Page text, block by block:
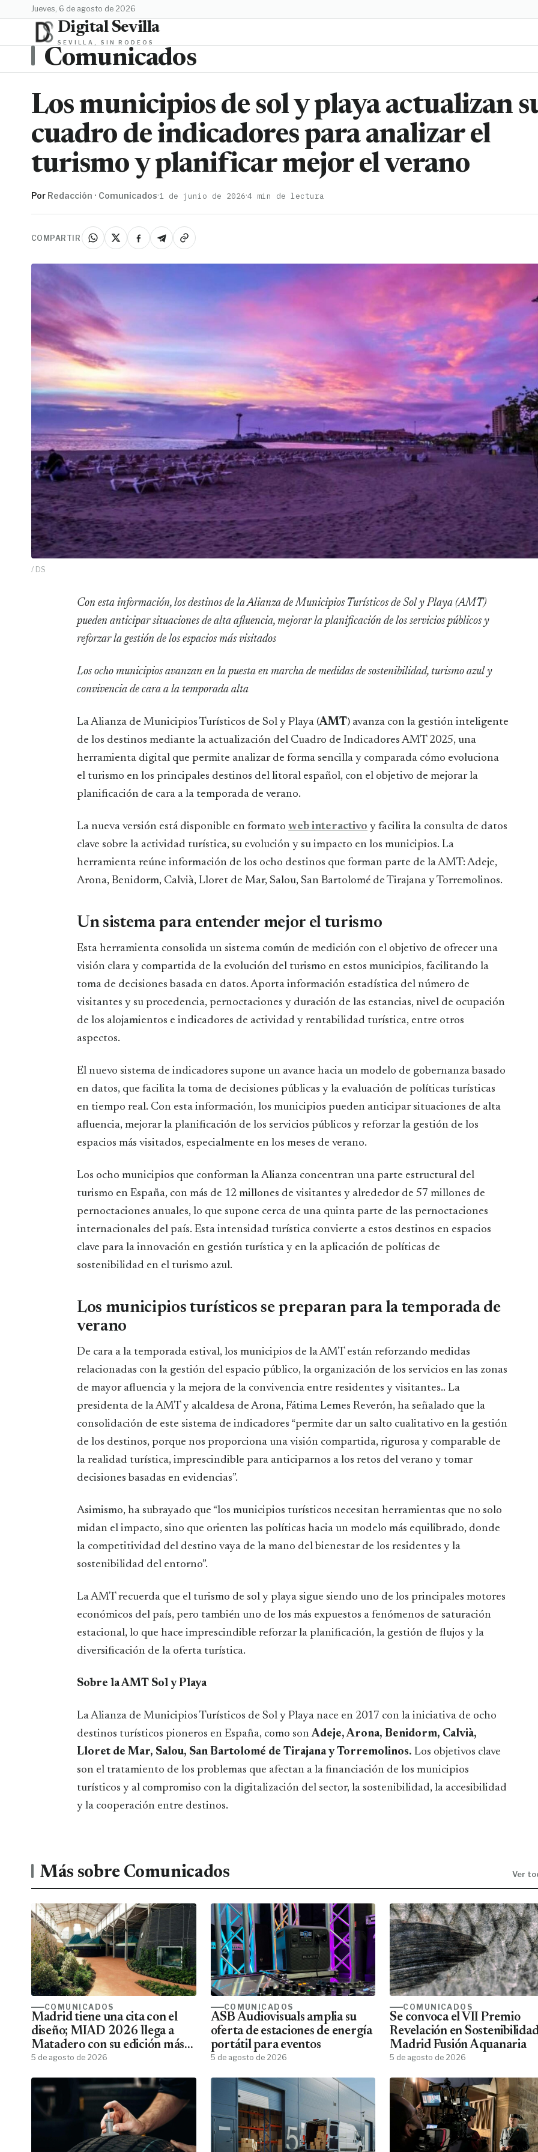
jueves, 6 de agosto de 2026
Digital Sevilla
SEVILLA, SIN RODEOS
Comunicados
Los municipios de sol y playa actualizan
cuadro de indicadores para analizar el
turismo y planificar mejor el verano
Por Redacción · Comunicados·1 de junio de 2026·4 min de lectura
COMPARTIR
/ DS
Con esta información, los destinos de la Alianza de Municipios Turísticos de Sol y Playa (AMT)
pueden anticipar situaciones de alta afluencia, mejorar la planificación de los servicios públicos y
reforzar la gestión de los espacios más visitados
Los ocho municipios avanzan en la puesta en marcha de medidas de sostenibilidad, turismo azul y
convivencia de cara a la temporada alta
La Alianza de Municipios Turísticos de Sol y Playa (AMT) avanza con la gestión inteligente
de los destinos mediante la actualización del Cuadro de Indicadores AMT 2025, una
herramienta digital que permite analizar de forma sencilla y comparada cómo evoluciona
el turismo en los principales destinos del litoral español, con el objetivo de mejorar la
planificación de cara a la temporada de verano.
La nueva versión está disponible en formato web interactivo y facilita la consulta de datos
clave sobre la actividad turística, su evolución y su impacto en los municipios. La
herramienta reúne información de los ocho destinos que forman parte de la AMT: Adeje,
Arona, Benidorm, Calvià, Lloret de Mar, Salou, San Bartolomé de Tirajana y Torremolinos.
Un sistema para entender mejor el turismo
Esta herramienta consolida un sistema común de medición con el objetivo de ofrecer una
visión clara y compartida de la evolución del turismo en estos municipios, facilitando la
toma de decisiones basada en datos. Aporta información estadística del número de
visitantes y su procedencia, pernoctaciones y duración de las estancias, nivel de ocupación
de los alojamientos e indicadores de actividad y rentabilidad turística, entre otros
aspectos.
El nuevo sistema de indicadores supone un avance hacia un modelo de gobernanza basado
en datos, que facilita la toma de decisiones públicas y la evaluación de políticas turísticas
en tiempo real. Con esta información, los municipios pueden anticipar situaciones de alta
afluencia, mejorar la planificación de los servicios públicos y reforzar la gestión de los
espacios más visitados, especialmente en los meses de verano.
Los ocho municipios que conforman la Alianza concentran una parte estructural del
turismo en España, con más de 12 millones de visitantes y alrededor de 57 millones de
pernoctaciones anuales, lo que supone cerca de una quinta parte de las pernoctaciones
internacionales del país. Esta intensidad turística convierte a estos destinos en espacios
clave para la innovación en gestión turística y en la aplicación de políticas de
sostenibilidad en el turismo azul.
Los municipios turísticos se preparan para la temporada de
verano
De cara a la temporada estival, los municipios de la AMT están reforzando medidas
relacionadas con la gestión del espacio público, la organización de los servicios en las zonas
de mayor afluencia y la mejora de la convivencia entre residentes y visitantes.. La
presidenta de la AMT y alcaldesa de Arona, Fátima Lemes Reverón, ha señalado que la
consolidación de este sistema de indicadores “permite dar un salto cualitativo en la gestión
de los destinos, porque nos proporciona una visión compartida, rigurosa y comparable de
la realidad turística, imprescindible para anticiparnos a los retos del verano y tomar
decisiones basadas en evidencias”.
Asimismo, ha subrayado que “los municipios turísticos necesitan herramientas que no solo
midan el impacto, sino que orienten las políticas hacia un modelo más equilibrado, donde
la competitividad del destino vaya de la mano del bienestar de los residentes y la
sostenibilidad del entorno”.
La AMT recuerda que el turismo de sol y playa sigue siendo uno de los principales motores
económicos del país, pero también uno de los más expuestos a fenómenos de saturación
estacional, lo que hace imprescindible reforzar la planificación, la gestión de flujos y la
diversificación de la oferta turística.
Sobre la AMT Sol y Playa
La Alianza de Municipios Turísticos de Sol y Playa nace en 2017 con la iniciativa de ocho
destinos turísticos pioneros en España, como sonAdeje, Arona, Benidorm, Calvià,
Lloret de Mar, Salou, San Bartolomé de Tirajana y Torremolinos. Los objetivos clave
son el tratamiento de los problemas que afectan a la financiación de los municipios
turísticos y al compromiso con la digitalización del sector, la sostenibilidad, la accesibilidad
y la cooperación entre destinos.
Más sobre Comunicados Ver
COMUNICADOS
Madrid tiene una cita con el
diseño; MIAD 2026 llega a
Matadero con su edición más
ambiciosa
5 de agosto de 2026
COMUNICADOS
ASB Audiovisuals amplia su
oferta de estaciones de energía
portátil para eventos
5 de agosto de 2026
COMUNICADOS
Se convoca el VII Premio
Revelación en
Madrid Fusión Aquanaria
5 de agosto de 2026